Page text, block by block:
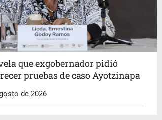
que exgobernador pidió
pruebas de caso Ayotzinapa
de 2026